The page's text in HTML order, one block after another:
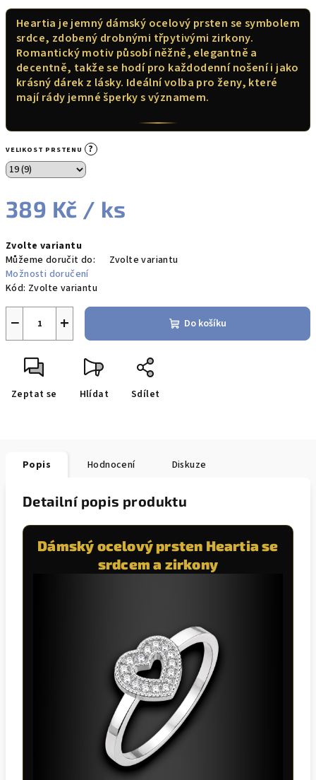
Heartia je jemný dámský ocelový prsten se symbolem
srdce, zdobený drobnými třpytivými zirkony.
Romantický motiv působí něžně, elegantně a
decentně, takže se hodí pro každodenní nošení i jako
krásný dárek z lásky. Ideální volba pro ženy, které
mají rády jemné šperky s významem.
VELIKOST PRSTENU ?
389 Kč / ks
cena:
Zvolte variantu
Můžeme doručit do:
Zvolte variantu
Možnosti doručení
Kód: Zvolte variantu
+
− Do košíku
Zeptat se Hlídat Sdílet
Popis Hodnocení Diskuze
Detailní popis produktu
Dámský ocelový prsten Heartia se
srdcem a zirkony